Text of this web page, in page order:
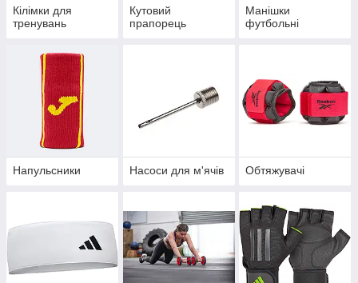
Кілімки для
тренувань
Кутовий
прапорець
Манішки
футбольні
Напульсники Насоси для м'ячів Обтяжувачі